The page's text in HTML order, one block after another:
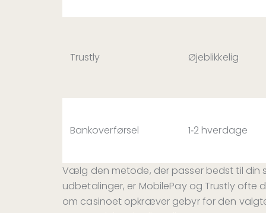
Trustly Øjeblikkelig
Bankoverførsel 1‑2 hverdage
Vælg den metode, der passer bedst til din
udbetalinger, er MobilePay og Trustly ofte
om casinoet opkræver gebyr for den